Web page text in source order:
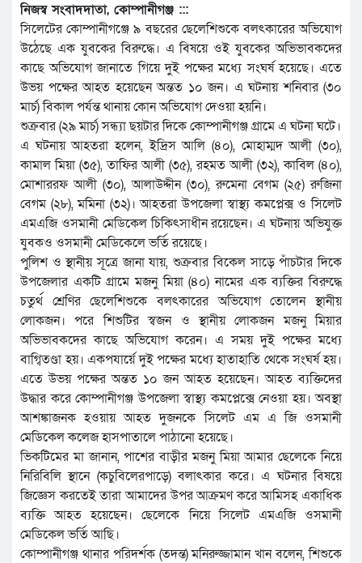
নিজস্ব সংবাদদাতা, কোম্পানীগঞ্জ :::
সিলেটের কোম্পানীগঞ্জে ৯ বছরের ছেলেশিশুকে বলৎকারের অভিযোগ
উঠেছে এক যুবকের বিরুদ্ধে। এ বিষয়ে ওই যুবকের অভিভাবকদের
কাছে অভিযোগ জানাতে গিয়ে দুই পক্ষের মধ্যে সংঘর্ষ হয়েছে। এতে
উভয় পক্ষের আহত হয়েছেন অন্তত ১০ জন। এ ঘটনায় শনিবার (৩০
মার্চ) বিকাল পর্যন্ত থানায় কোন অভিযোগ দেওয়া হয়নি।
শুক্রবার (২৯ মার্চ) সন্ধ্যা ছয়টার দিকে কোম্পানীগঞ্জ গ্রামে এ ঘটনা ঘটে।
এ ঘটনায় আহতরা হলেন, ইদ্রিস আলি (৪০), মোহাম্মদ আলী (৩০),
কামাল মিয়া (৩৫), তাফির আলী (৩৫), রহমত আলী (৩২), কাবিল (৪০),
মোশাররফ আলী (৩০), আলাউদ্দীন (৩০), রুমেনা বেগম (২৫) রুজিনা
বেগম (২৮), মমিনা (৩২)। আহতরা উপজেলা স্বাস্থ্য কমপ্লেক্স ও সিলেট
এমএজি ওসমানী মেডিকেল চিকিৎসাধীন রয়েছেন। এ ঘটনায় অভিযুক্ত
যুবকও ওসমানী মেডিকেলে ভর্তি রয়েছে।
পুলিশ ও স্থানীয় সূত্রে জানা যায়, শুক্রবার বিকেল সাড়ে পাঁচটার দিকে
উপজেলার একটি গ্রামে মজনু মিয়া (৪০) নামের এক ব্যক্তির বিরুদ্ধে
চতুর্থ শ্রেণির ছেলেশিশুকে বলৎকারের অভিযোগ তোলেন স্থানীয়
লোকজন। পরে শিশুটির স্বজন ও স্থানীয় লোকজন মজনু মিয়ার
অভিভাবকদের কাছে অভিযোগ করেন। এ সময় দুই পক্ষের মধ্যে
বাগ্বিতণ্ডা হয়। একপযার্য়ে দুই পক্ষের মধ্যে হাতাহাতি থেকে সংঘর্ষ হয়।
এতে উভয় পক্ষের অন্তত ১০ জন আহত হয়েছেন। আহত ব্যক্তিদের
উদ্ধার করে কোম্পানীগঞ্জ উপজেলা স্বাস্থ্য কমপ্লেক্সে নেওয়া হয়। অবস্থা
আশঙ্কাজনক হওয়ায় আহত দুজনকে সিলেট এম এ জি ওসমানী
মেডিকেল কলেজ হাসপাতালে পাঠানো হয়েছে।
ভিকটিমের মা জানান, পাশের বাড়ীর মজনু মিয়া আমার ছেলেকে নিয়ে
নিরিবিলি স্থানে (কচুবিলেরপাড়ে) বলাৎকার করে। এ ঘটনার বিষয়ে
জিজ্ঞেস করতেই তারা আমাদের উপর আক্রমণ করে আমিসহ একাধিক
ব্যক্তি আহত হয়েছেন। ছেলেকে নিয়ে সিলেট এমএজি ওসমানী
মেডিকেল ভর্তি আছি।
কোম্পানীগঞ্জ থানার পরিদর্শক (তদন্ত) মনিরুজ্জামান খান বলেন, শিশুকে